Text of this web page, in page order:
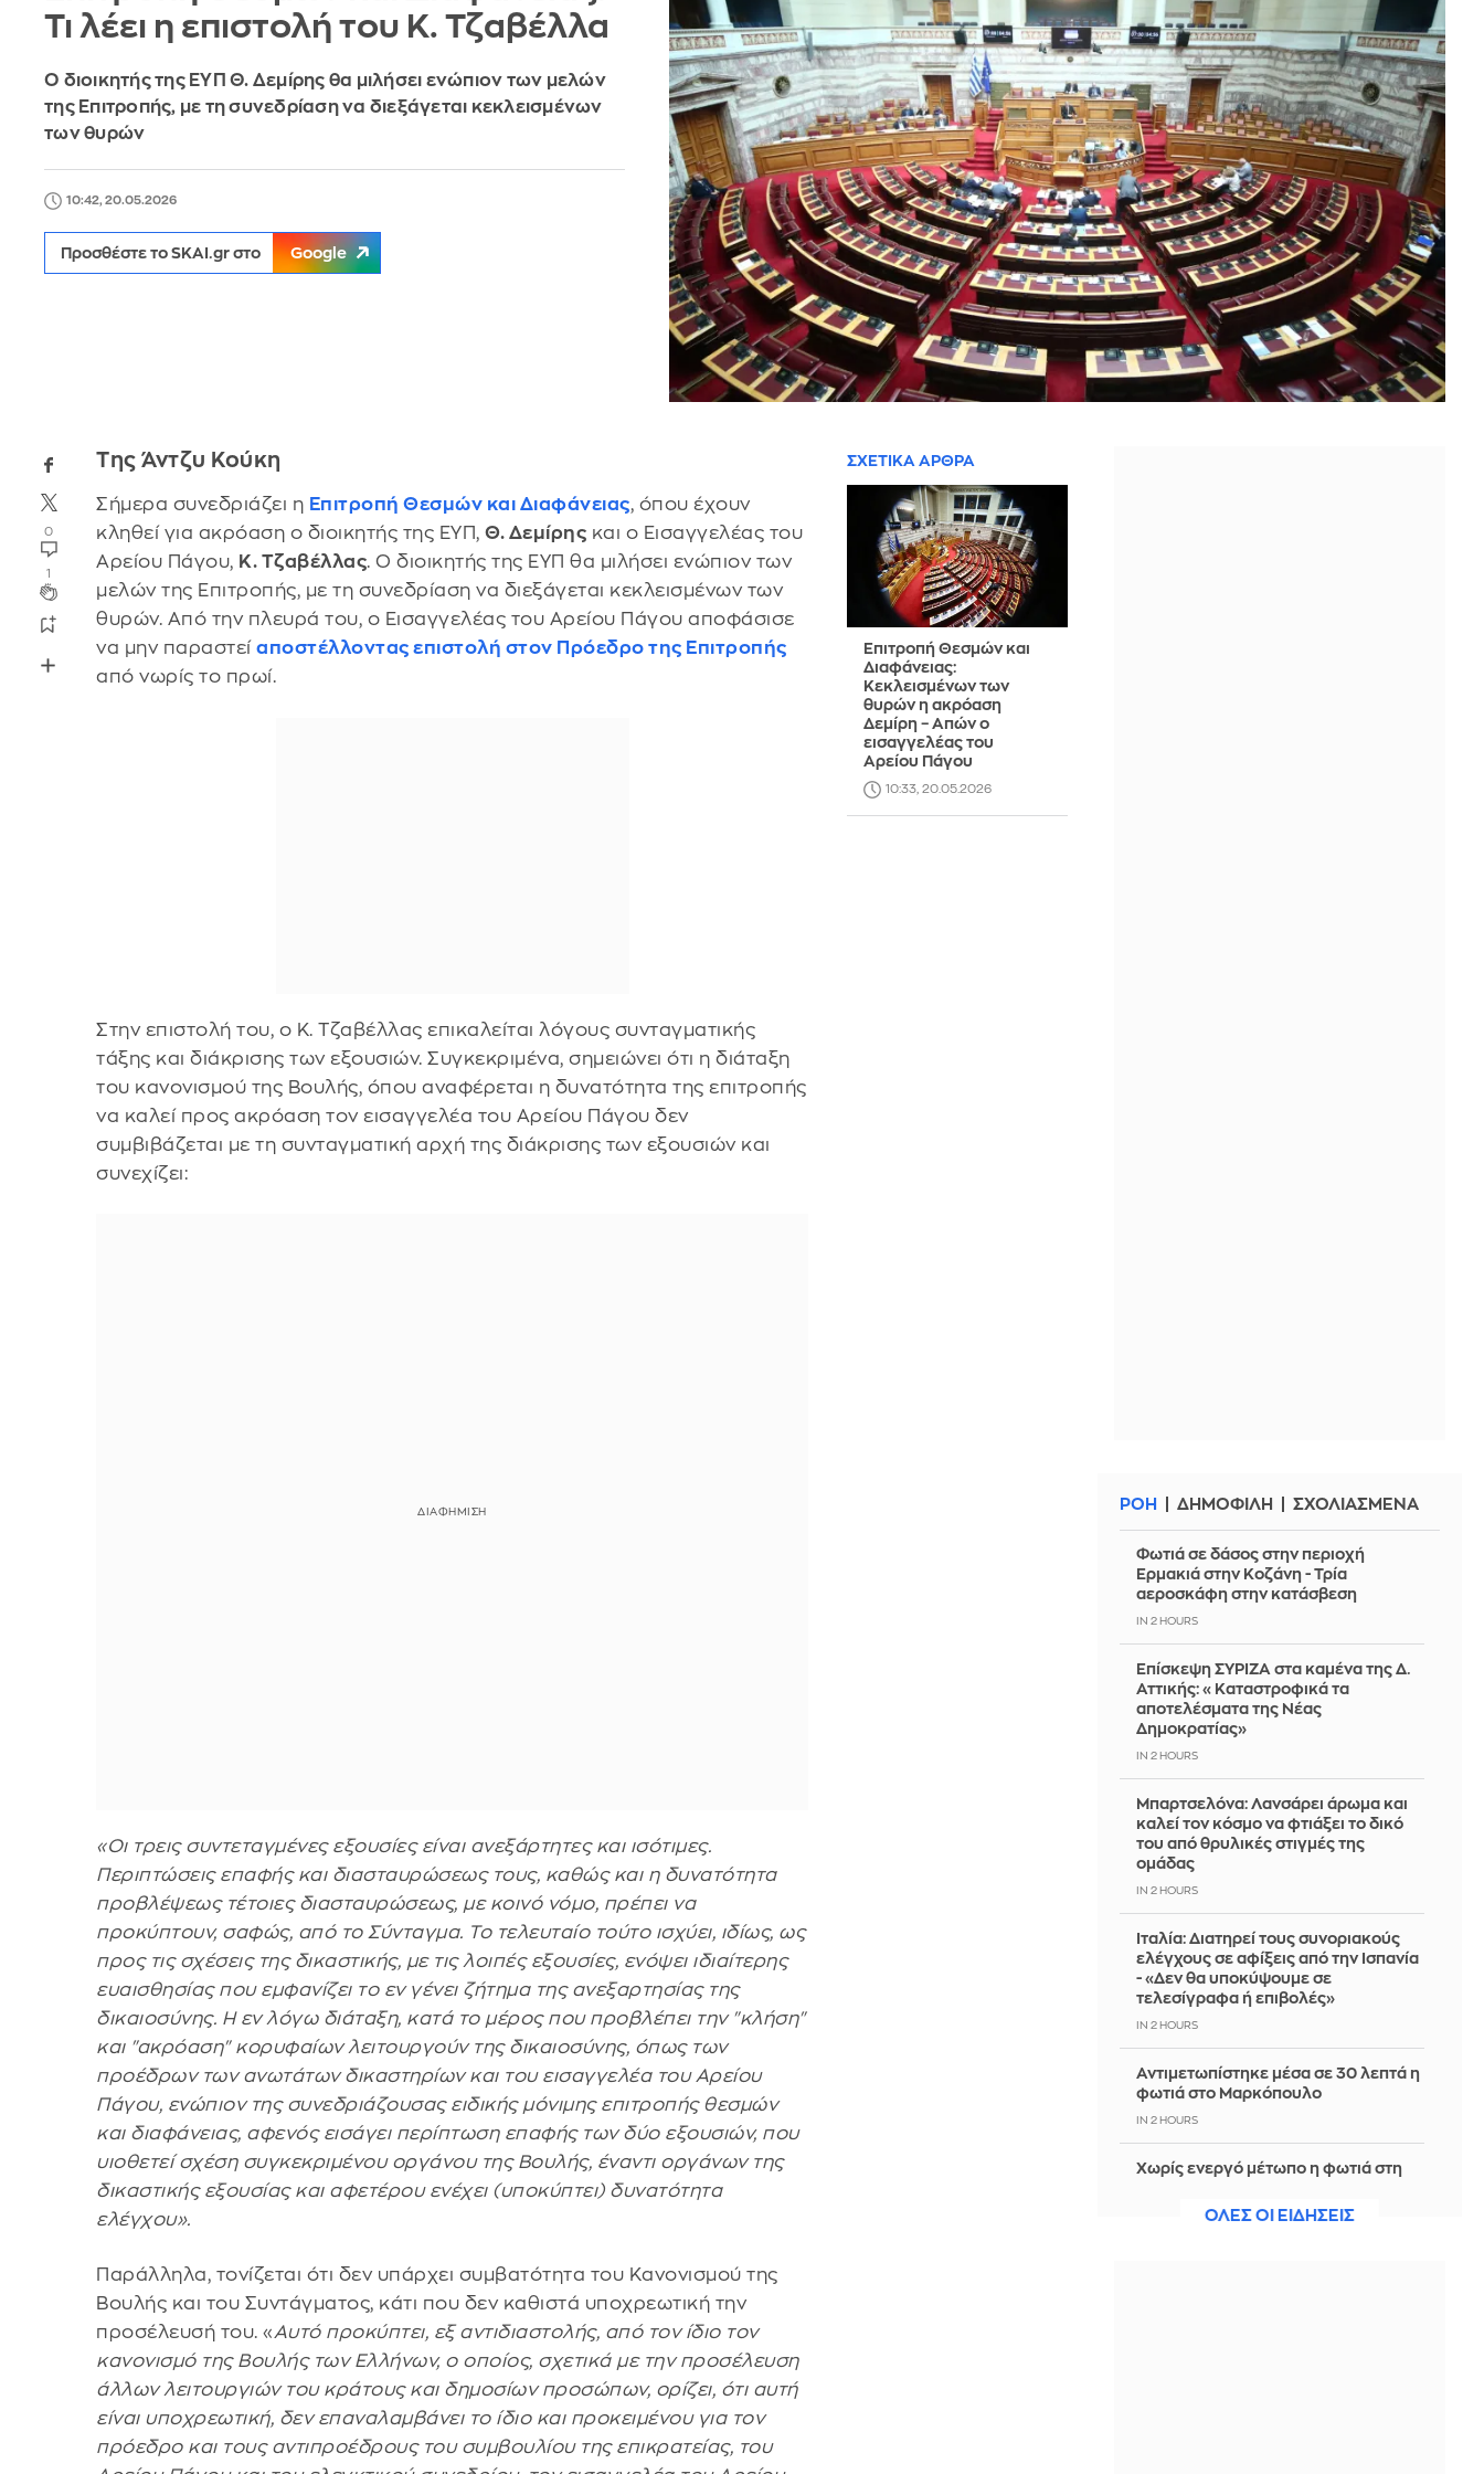
Τι λέει η επιστολή του Κ. Τζαβέλλα
Ο διοικητής της ΕΥΠ Θ. Δεμίρης θα μιλήσει ενώπιον των μελών
της Επιτροπής, με τη συνεδρίαση να διεξάγεται κεκλεισμένων
των θυρών
10:42, 20.05.2026
Προσθέστε το SKAI.gr στο Google
0
1
Της Άντζυ Κούκη
Σήμερα συνεδριάζει η Επιτροπή Θεσμών και Διαφάνειας, όπου έχουν
κληθεί για ακρόαση ο διοικητής της ΕΥΠ,Θ. Δεμίρης και ο Εισαγγελέας του
Αρείου Πάγου, Κ. Τζαβέλλας. Ο διοικητής της ΕΥΠ θα μιλήσει ενώπιον των
μελών της Επιτροπής, με τη συνεδρίαση να διεξάγεται κεκλεισμένων των
θυρών. Από την πλευρά του, ο Εισαγγελέας του Αρείου Πάγου αποφάσισε
να μην παραστείαποστέλλοντας επιστολή στον Πρόεδρο της Επιτροπής
από νωρίς το πρωί.
Στην επιστολή του, ο Κ. Τζαβέλλας επικαλείται λόγους συνταγματικής
τάξης και διάκρισης των εξουσιών. Συγκεκριμένα, σημειώνει ότι η διάταξη
του κανονισμού της Βουλής, όπου αναφέρεται η δυνατότητα της επιτροπής
να καλεί προς ακρόαση τον εισαγγελέα του Αρείου Πάγου δεν
συμβιβάζεται με τη συνταγματική αρχή της διάκρισης των εξουσιών και
συνεχίζει:
«Οι τρεις συντεταγμένες εξουσίες είναι ανεξάρτητες και ισότιμες.
Περιπτώσεις επαφής και διασταυρώσεως τους, καθώς και η δυνατότητα
προβλέψεως τέτοιες διασταυρώσεως, με κοινό νόμο, πρέπει να
προκύπτουν, σαφώς, από το Σύνταγμα. Το τελευταίο τούτο ισχύει, ιδίως, ως
προς τις σχέσεις της δικαστικής, με τις λοιπές εξουσίες, ενόψει ιδιαίτερης
ευαισθησίας που εμφανίζει το εν γένει ζήτημα της ανεξαρτησίας της
δικαιοσύνης. Η εν λόγω διάταξη, κατά το μέρος που προβλέπει την "κλήση"
και "ακρόαση" κορυφαίων λειτουργούν της δικαιοσύνης, όπως των
προέδρων των ανωτάτων δικαστηρίων και του εισαγγελέα του Αρείου
Πάγου, ενώπιον της συνεδριάζουσας ειδικής μόνιμης επιτροπής θεσμών
και διαφάνειας, αφενός εισάγει περίπτωση επαφής των δύο εξουσιών, που
υιοθετεί σχέση συγκεκριμένου οργάνου της Βουλής, έναντι οργάνων της
δικαστικής εξουσίας και αφετέρου ενέχει (υποκύπτει) δυνατότητα
ελέγχου».
Παράλληλα, τονίζεται ότι δεν υπάρχει συμβατότητα του Κανονισμού της
Βουλής και του Συντάγματος, κάτι που δεν καθιστά υποχρεωτική την
προσέλευσή του. «Αυτό προκύπτει, εξ αντιδιαστολής, από τον ίδιο τον
κανονισμό της Βουλής των Ελλήνων, ο οποίος, σχετικά με την προσέλευση
άλλων λειτουργιών του κράτους και δημοσίων προσώπων, ορίζει, ότι αυτή
είναι υποχρεωτική, δεν επαναλαμβάνει το ίδιο και προκειμένου για τον
πρόεδρο και τους αντιπροέδρους του συμβουλίου της επικρατείας, του
ΣΧΕΤΙΚΑ ΑΡΘΡΑ
Επιτροπή Θεσμών και
Διαφάνειας:
Κεκλεισμένων των
θυρών η ακρόαση
Δεμίρη – Απών ο
εισαγγελέας του
Αρείου Πάγου
10:33, 20.05.2026
ΡΟΗ ΔΗΜΟΦΙΛΗ ΣΧΟΛΙΑΣΜΕΝΑ
Φωτιά σε δάσος στην περιοχή
Ερμακιά στην Κοζάνη - Τρία
αεροσκάφη στην κατάσβεση
IN 2 HOURS
Επίσκεψη ΣΥΡΙΖΑ στα καμένα της Δ.
Αττικής: «Καταστροφικά τα
αποτελέσματα της Νέας
Δημοκρατίας»
IN 2 HOURS
Μπαρτσελόνα: Λανσάρει άρωμα και
καλεί τον κόσμο να φτιάξει το δικό
του από θρυλικές στιγμές της
ομάδας
IN 2 HOURS
Ιταλία: Διατηρεί τους συνοριακούς
ελέγχους σε αφίξεις από την Ισπανία
- «Δεν θα υποκύψουμε σε
τελεσίγραφα ή επιβολές»
IN 2 HOURS
Αντιμετωπίστηκε μέσα σε 30 λεπτά η
φωτιά στο Μαρκόπουλο
IN 2 HOURS
Χωρίς ενεργό μέτωπο η φωτιά στη
ΟΛΕΣ ΟΙ ΕΙΔΗΣΕΙΣ